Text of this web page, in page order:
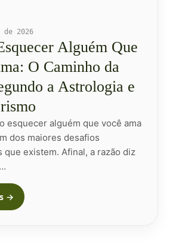
2026
Alguém Que
O Caminho da
a Astrologia e
esquecer alguém que você ama
dos maiores desafios
que existem. Afinal, a razão diz
→